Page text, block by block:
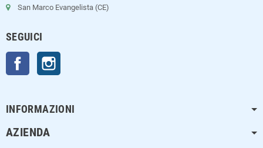
San Marco Evangelista (CE)
SEGUICI
Facebook
INFORMAZIONI
AZIENDA